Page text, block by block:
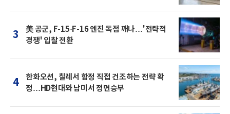
3
美 공군, F-15·F-16 엔진 독점 깨나…'전략적
경쟁' 입찰 전환
4
한화오션, 칠레서 함정 직접 건조하는 전략 확
정…HD현대와 남미서 정면승부